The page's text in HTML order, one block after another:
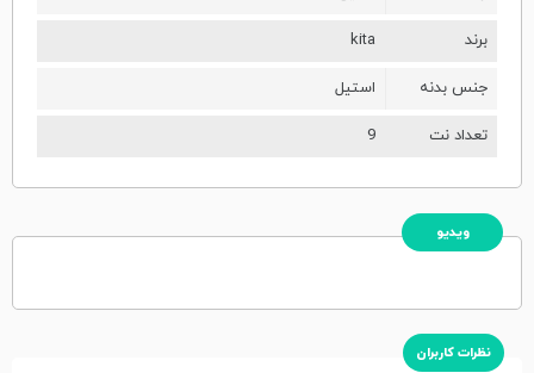
برند kita
جنس بدنه استیل
تعداد نت 9
ویدیو
نظرات کاربران